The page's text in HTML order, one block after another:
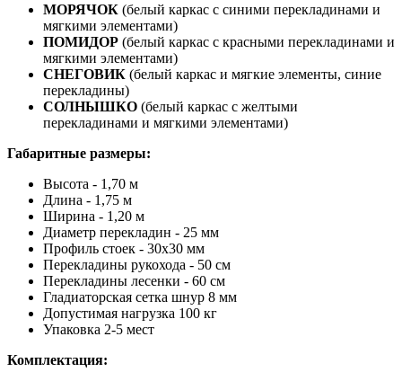
МОРЯЧОК (белый каркас с синими перекладинами и
мягкими элементами)
ПОМИДОР (белый каркас с красными перекладинами и
мягкими элементами)
СНЕГОВИК (белый каркас и мягкие элементы, синие
перекладины)
СОЛНЫШКО (белый каркас с желтыми
перекладинами и мягкими элементами)
Габаритные размеры:
Высота - 1,70 м
Длина - 1,75 м
Ширина - 1,20 м
Диаметр перекладин - 25 мм
Профиль стоек - 30х30 мм
Перекладины рукохода - 50 см
Перекладины лесенки - 60 см
Гладиаторская сетка шнур 8 мм
Допустимая нагрузка 100 кг
Упаковка 2-5 мест
Комплектация: